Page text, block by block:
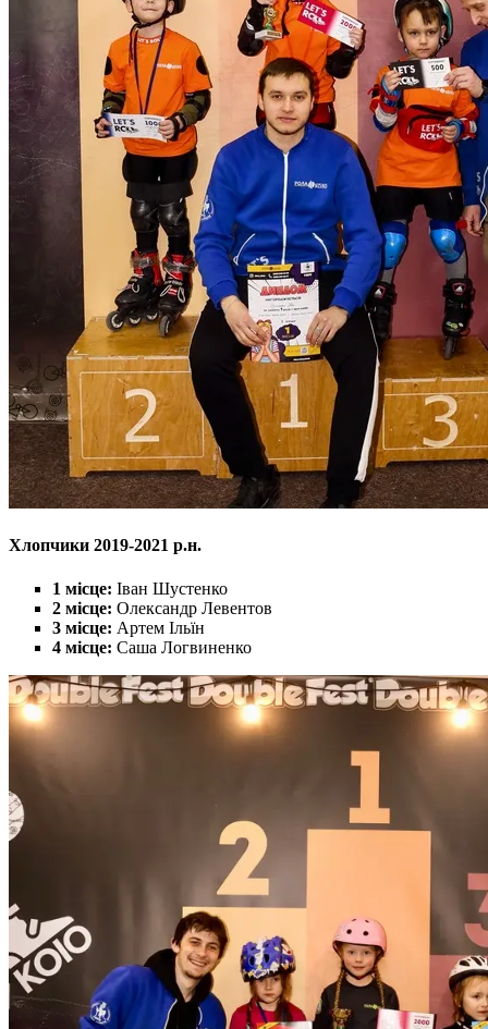
Хлопчики 2019-2021 р.н.
1 місце: Іван Шустенко
2 місце: Олександр Левентов
3 місце: Артем Ільїн
4 місце: Саша Логвиненко